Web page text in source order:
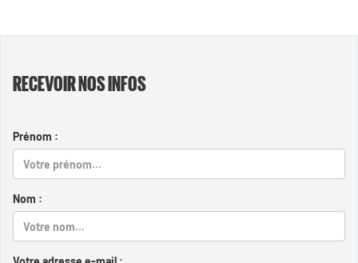
RECEVOIR NOS INFOS
Prénom :
Nom :